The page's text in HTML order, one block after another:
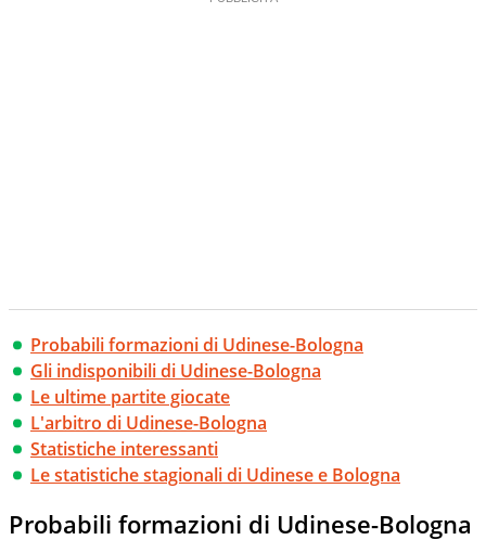
Probabili formazioni di Udinese-Bologna
Gli indisponibili di Udinese-Bologna
Le ultime partite giocate
L'arbitro di Udinese-Bologna
Statistiche interessanti
Le statistiche stagionali di Udinese e Bologna
Probabili formazioni di Udinese-Bologna